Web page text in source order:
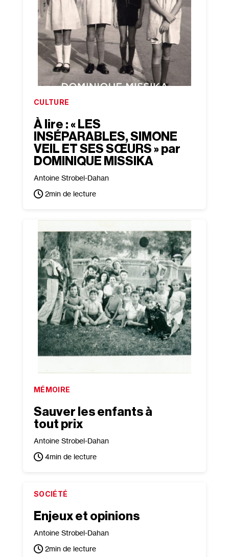
CULTURE
À lire : « LES
INSÉPARABLES, SIMONE
VEIL ET SES SŒURS » par
DOMINIQUE MISSIKA
Antoine Strobel-Dahan
2min de lecture
MÉMOIRE
Sauver les enfants à
tout prix
Antoine Strobel-Dahan
4min de lecture
SOCIÉTÉ
Enjeux et opinions
Antoine Strobel-Dahan
2min de lecture